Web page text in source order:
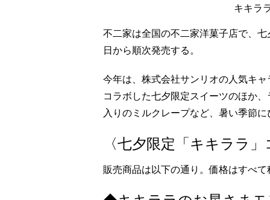
キキラ
不二家は全国の不二家洋菓子店で、
日から順次発売する。
今年は、株式会社サンリオの人気キ
コラボした七夕限定スイーツのほか
入りのミルクレープなど、暑い季節
〈七夕限定「キキララ
販売商品は以下の通り。価格はすべて